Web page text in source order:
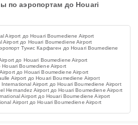
по аэропортам до Houari
Airport до Houari Boumediene Airport
до Houari Boumediene Airport
Тунис Карфаген до Houari Boumediene
до Houari Boumediene Airport
Boumediene Airport
до Houari Boumediene Airport
Airport до Houari Boumediene Airport
Airport до Houari Boumediene Airport
Hernandez Airport до Houari Boumediene Airport
Airport до Houari Boumediene Airport
Airport до Houari Boumediene Airport